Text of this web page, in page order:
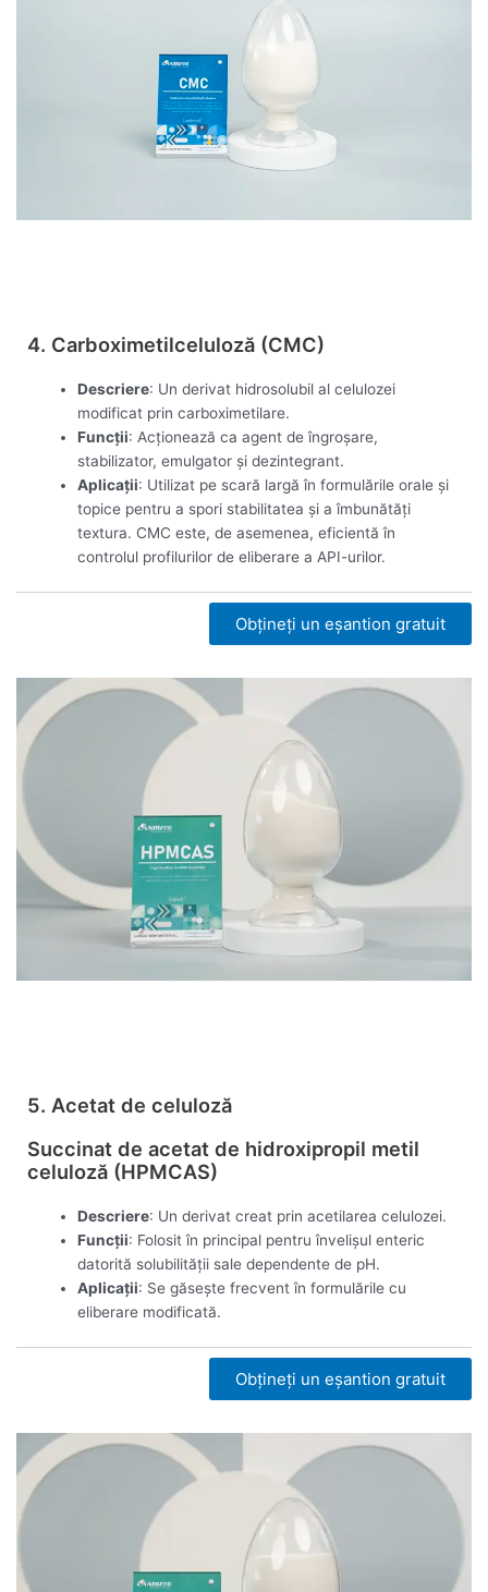
4. Carboximetilceluloză (CMC)
Descriere: Un derivat hidrosolubil al celulozei
modificat prin carboximetilare.
Funcții: Acționează ca agent de îngroșare,
stabilizator, emulgator și dezintegrant.
Aplicații: Utilizat pe scară largă în formulările orale și
topice pentru a spori stabilitatea și a îmbunătăți
textura. CMC este, de asemenea, eficientă în
controlul profilurilor de eliberare a API-urilor.
Obțineți un eșantion gratuit
5. Acetat de celuloză
Succinat de acetat de hidroxipropil metil
celuloză (HPMCAS)
Descriere: Un derivat creat prin acetilarea celulozei.
Funcții: Folosit în principal pentru învelișul enteric
datorită solubilității sale dependente de pH.
Aplicații: Se găsește frecvent în formulările cu
eliberare modificată.
Obțineți un eșantion gratuit